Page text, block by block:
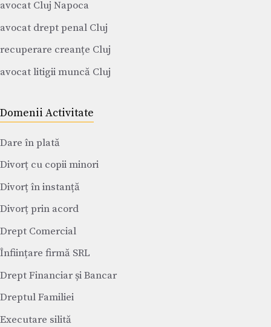
avocat Cluj Napoca
avocat drept penal Cluj
recuperare creanțe Cluj
avocat litigii muncă Cluj
Domenii Activitate
Dare în plată
Divorț cu copii minori
Divorț în instanță
Divorț prin acord
Drept Comercial
Înființare firmă SRL
Drept Financiar și Bancar
Dreptul Familiei
Executare silită